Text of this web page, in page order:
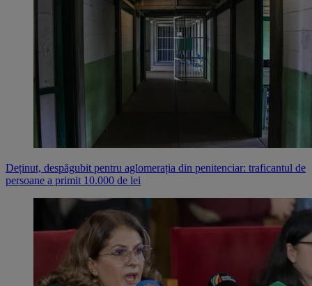
Deținut, despăgubit pentru aglomerația din penitenciar: traficantul de
persoane a primit 10.000 de lei